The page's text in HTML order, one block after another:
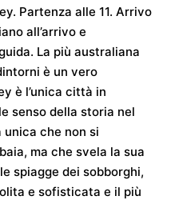
. Partenza alle11. Arrivo
all’arrivo e
La più australiana
è un vero
è l’unica città in
senso della storia nel
che non si
ma che svela la sua
spiagge dei sobborghi,
e sofisticata e il più